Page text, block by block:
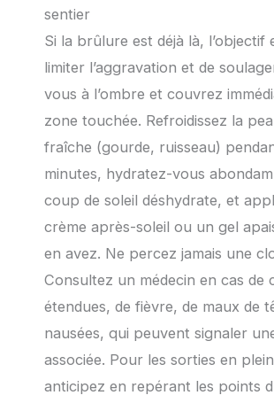
sentier
Si la brûlure est déjà là, l’objectif
limiter l’aggravation et de
vous à l’ombre et couvrez
zone touchée. Refroidissez la
fraîche (gourde, ruisseau)
minutes, hydratez-vous
coup de soleil déshydrate, et
crème après-soleil ou un gel
en avez. Ne percez jamais une
Consultez un médecin en cas de
étendues, de fièvre, de maux de
nausées, qui peuvent signaler
associée. Pour les sorties en
anticipez en repérant les points